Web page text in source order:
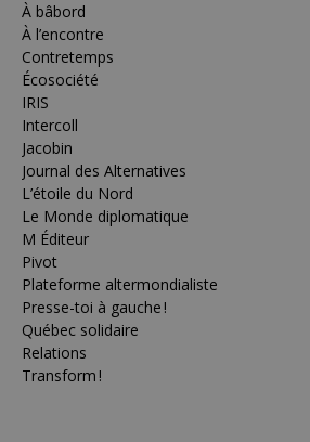
À bâbord
À l’encontre
Contretemps
Écosociété
IRIS
Intercoll
Jacobin
Journal des Alternatives
L’étoile du Nord
Le Monde diplomatique
M Éditeur
Pivot
Plateforme altermondialiste
Presse-toi à gauche !
Québec solidaire
Relations
Transform !